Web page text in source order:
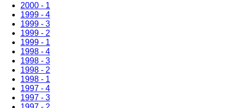
2000 - 1
1999 - 4
1999 - 3
1999 - 2
1999 - 1
1998 - 4
1998 - 3
1998 - 2
1998 - 1
1997 - 4
1997 - 3